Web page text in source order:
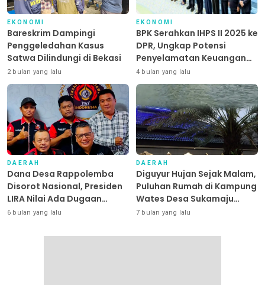
EKONOMI
Bareskrim Dampingi
Penggeledahan Kasus
Satwa Dilindungi di Bekasi
2 bulan yang lalu
EKONOMI
BPK Serahkan IHPS II 2025 ke
DPR, Ungkap Potensi
Penyelamatan Keuangan
Negara Puluhan Triliun
4 bulan yang lalu
DAERAH
Dana Desa Rappolemba
Disorot Nasional, Presiden
LIRA Nilai Ada Dugaan
Abuse of Power
6 bulan yang lalu
DAERAH
Diguyur Hujan Sejak Malam,
Puluhan Rumah di Kampung
Wates Desa Sukamaju
Tambelang Terendam
7 bulan yang lalu